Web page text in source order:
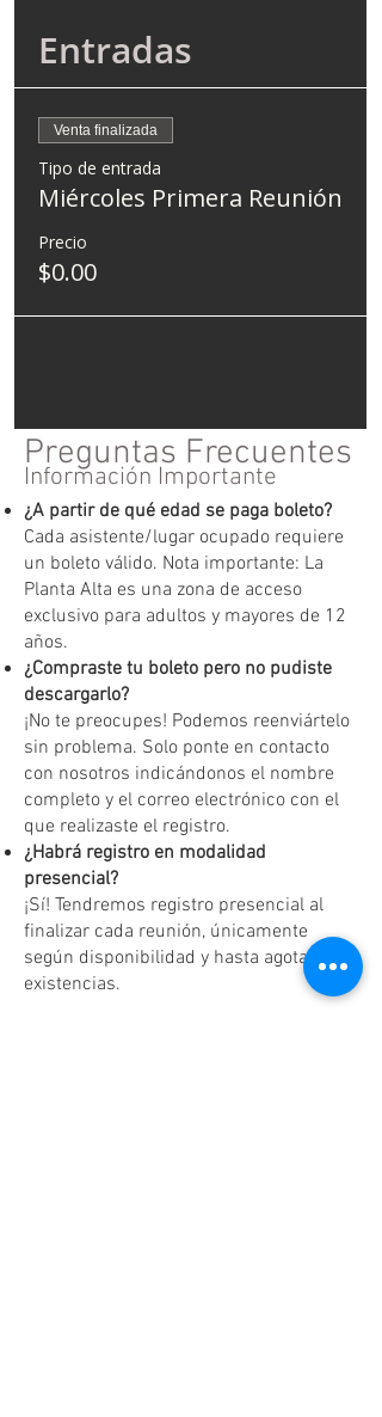
Entradas
Venta finalizada
Tipo de entrada
Miércoles Primera Reunión
Precio
$0.00
Preguntas Frecuentes
Información Importante
¿A partir de qué edad se paga boleto?
Cada asistente/lugar ocupado requiere
un boleto válido. Nota importante: La
Planta Alta es una zona de acceso
exclusivo para adultos y mayores de 12
años.
¿Compraste tu boleto pero no pudiste
descargarlo?
¡No te preocupes! Podemos reenviártelo
sin problema. Solo ponte en contacto
con nosotros indicándonos el nombre
completo y el correo electrónico con el
que realizaste el registro.
¿Habrá registro en modalidad
presencial?
¡Sí! Tendremos registro presencial al
finalizar cada reunión, únicamente
según disponibilidad y hasta agotar
existencias.